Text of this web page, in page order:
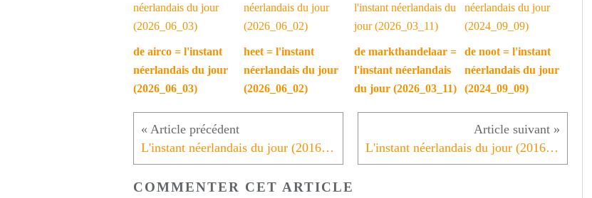
de airco = l'instant
néerlandais du jour
(2026_06_03)
heet = l'instant
néerlandais du jour
(2026_06_02)
de markthandelaar =
l'instant néerlandais
du jour (2026_03_11)
de noot = l'instant
néerlandais du jour
(2024_09_09)
L'instant néerlandais du jour (2016_09_07): het schoolboek L'instant néerlandais du jour (2016_09_09): het potlood
COMMENTER CET ARTICLE